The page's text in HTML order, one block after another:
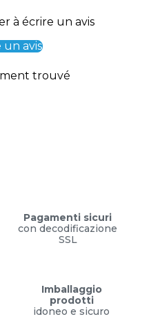
à écrire un avis
un avis
trouvé
Pagamenti sicuri
con decodificazione
SSL
Imballaggio
prodotti
idoneo e sicuro